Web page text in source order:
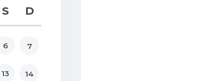
S D
6 7
13 14